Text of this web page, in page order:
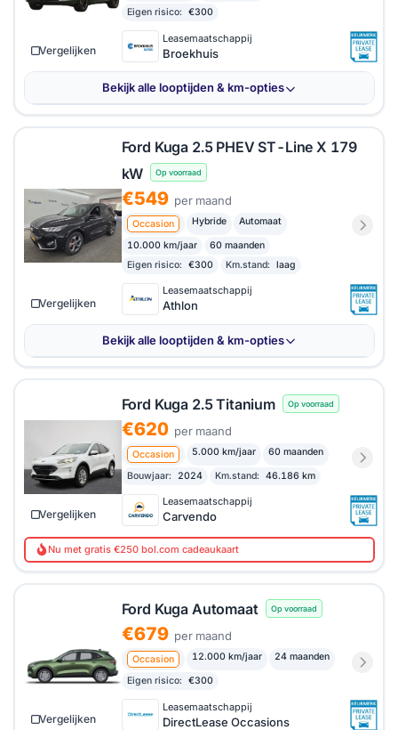
Eigen risico:
€300
Leasemaatschappij
Broekhuis
Vergelijken
Bekijk alle looptijden & km-opties
Ford Kuga 2.5 PHEV ST-Line X 179
kW
Op voorraad
€549 per maand
Occasion Hybride Automaat
10.000 km/jaar
60 maanden
Eigen risico:
€300 Km.stand: laag
Leasemaatschappij
Athlon
Vergelijken
Bekijk alle looptijden & km-opties
Ford Kuga 2.5 Titanium Op voorraad
€620 per maand
Occasion 5.000 km/jaar 60 maanden
Bouwjaar: 2024 Km.stand: 46.186 km
Leasemaatschappij
Carvendo
Vergelijken
Nu met gratis €250 bol.com cadeaukaart
Ford Kuga Automaat Op voorraad
€679 per maand
Occasion 12.000 km/jaar 24 maanden
Eigen risico: €300
Leasemaatschappij
DirectLease Occasions
Vergelijken